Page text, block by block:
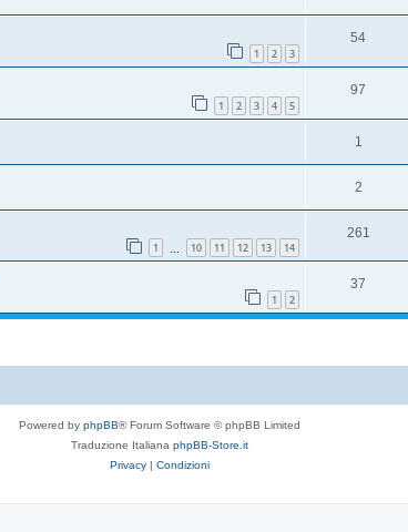
1 2 3
54
1 2 3 4 5
97
1
2
1 10 11 12 13 14
261
1 2
37
Powered by phpBB® Forum Software © phpBB Limited
Traduzione Italiana phpBB-Store.it
Privacy | Condizioni